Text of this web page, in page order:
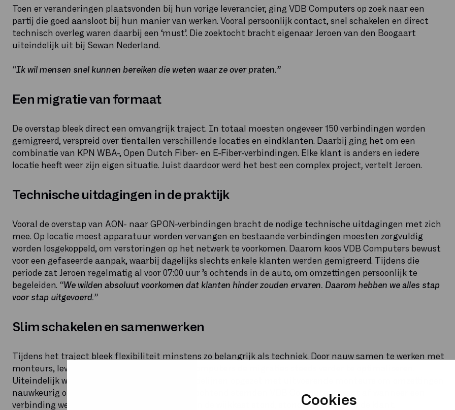
Cookies
Toen er veranderingen plaatsvonden bij hun vorige leverancier, ging VDB Computers op zoek naar een
partij die goed aansloot bij hun manier van werken. Vooral persoonlijk contact, snel schakelen en direct
technisch overleg waren daarbij een ‘must’. Die zoektocht bracht eigenaar Jeroen van den Boogaart
uiteindelijk uit bij Sewan Nederland.
“Ik wil mensen snel kunnen bereiken die weten waar ze over praten.”
Een migratie van formaat
De overstap bleek direct een omvangrijk traject. In totaal moesten ongeveer 150 verbindingen worden
gemigreerd, verspreid over tientallen verschillende locaties en eindklanten. Daarbij ging het om een
combinatie van KPN WBA-, Open Dutch Fiber- en E-Fiber-verbindingen. Elke klant is anders en iedere
locatie heeft weer zijn eigen situatie. Juist daardoor werd het best een complex project, vertelt Jeroen.
Technische uitdagingen in de praktijk
Vooral de overstap van AON- naar GPON-verbindingen bracht de nodige technische uitdagingen met zich
mee. Op locatie moest apparatuur worden vervangen en bestaande verbindingen moesten zorgvuldig
worden losgekoppeld, om verstoringen op het netwerk te voorkomen. Daarom koos VDB Computers bewust
voor een gefaseerde aanpak, waarbij dagelijks slechts enkele klanten werden gemigreerd. Tijdens die
periode zat Jeroen regelmatig al voor 07:00 uur ’s ochtends in de auto, om omzettingen persoonlijk te
begeleiden. “We wilden absoluut voorkomen dat klanten hinder zouden ervaren. Daarom hebben we alles stap
voor stap uitgevoerd.”
Slim schakelen en samenwerken
Tijdens het traject bleek flexibiliteit minstens zo belangrijk als techniek. Door nauw samen te werken met
monteurs, leveranciers en Sewan, wist VDB Computers de migraties steeds verder te optimaliseren.
Uiteindelijk werden zelfs directe communicatielijnen opgezet met uitvoerende monteurs om omzettingen
nauwkeurig op elkaar af te stemmen. Iedere ochtend stemden VDB Computers exact af wanneer een
verbinding werd omgezet. Zodra de monteur in de wijkkast stond, stonden zij klaar bij de klant.